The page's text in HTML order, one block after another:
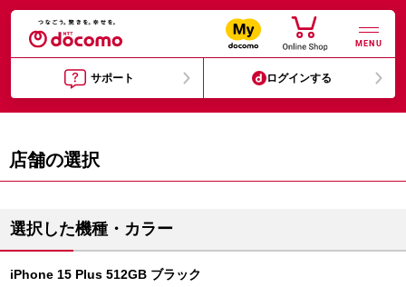
MENU
サポート ログインする
店舗の選択
選択した機種・カラー
iPhone 15 Plus 512GB ブラック